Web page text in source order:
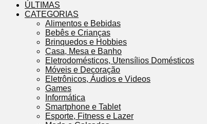
ÚLTIMAS
CATEGORIAS
Alimentos e Bebidas
Bebês e Crianças
Brinquedos e Hobbies
Casa, Mesa e Banho
Eletrodomésticos, Utensílios Domésticos
Móveis e Decoração
Eletrônicos, Áudios e Videos
Games
Informática
Smartphone e Tablet
Esporte, Fitness e Lazer